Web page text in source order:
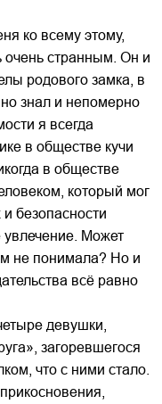
ко всему этому,
очень странным. Он и
родового замка, в
знал и непомерно
я всегда
в обществе кучи
в обществе
который мог
безопасности
Может
не понимала? Но и
всё равно
девушки,
загоревшегося
что с ними стало.